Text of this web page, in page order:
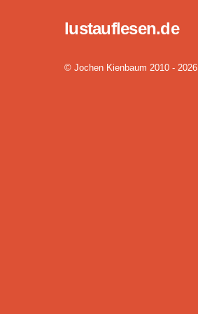
lustauflesen.de
© Jochen Kienbaum 2010 - 2026